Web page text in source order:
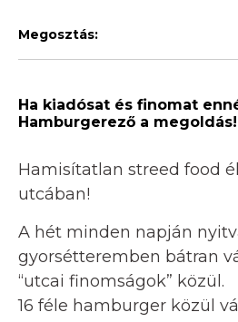
Megosztás:
Ha kiadósat és finomat
Hamburgerező a megoldás!
Hamisítatlan streed food
utcában!
A hét minden napján
gyorsétteremben bátran
“utcai finomságok” közül.
16 féle hamburger közül